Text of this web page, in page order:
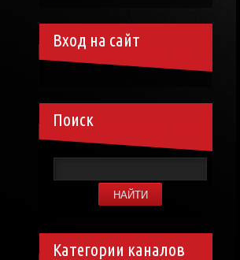
Вход на сайт
Поиск
Категории каналов